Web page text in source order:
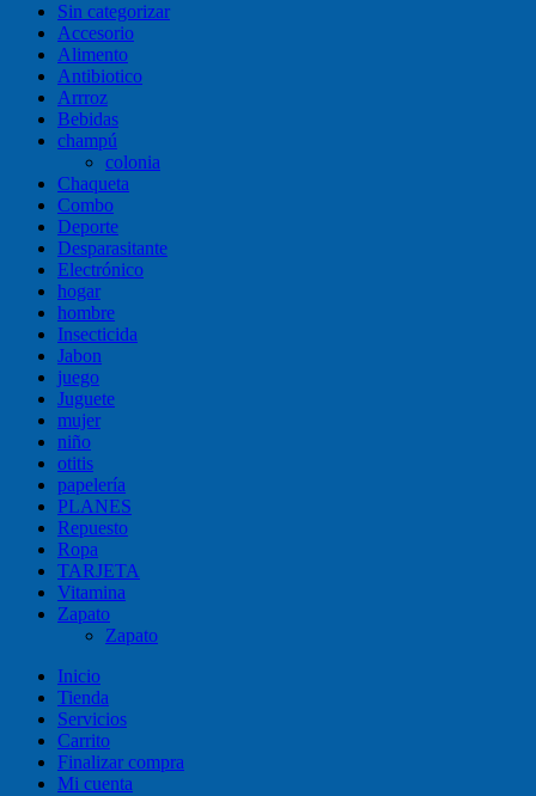
Sin categorizar
Accesorio
Alimento
Antibiotico
Arrroz
Bebidas
champú
colonia
Chaqueta
Combo
Deporte
Desparasitante
Electrónico
hogar
hombre
Insecticida
Jabon
juego
Juguete
mujer
niño
otitis
papelería
PLANES
Repuesto
Ropa
TARJETA
Vitamina
Zapato
Zapato
Inicio
Tienda
Servicios
Carrito
Finalizar compra
Mi cuenta